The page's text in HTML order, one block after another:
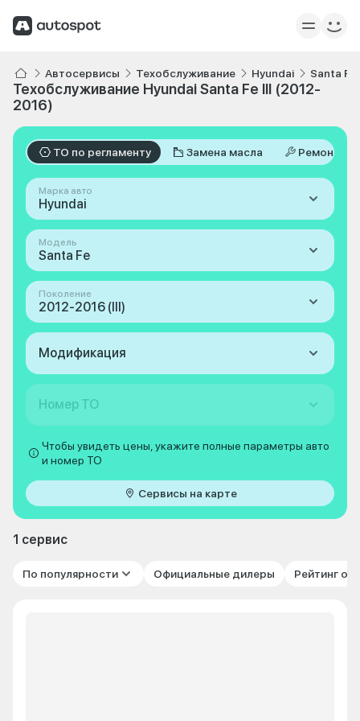
Автосервисы Техобслуживание Hyundai Santa Fe
Техобслуживание Hyundai Santa Fe III (2012-
2016)
ТО по регламенту Замена масла Ремонт
Марка авто
Hyundai
Модель
Santa Fe
Поколение
2012-2016 (III)
Модификация
Номер ТО
Чтобы увидеть цены, укажите полные параметры авто
и номер ТО
Сервисы на карте
1 сервис
По популярности Официальные дилеры Рейтинг